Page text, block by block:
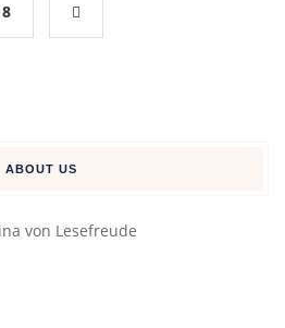
8
ABOUT US